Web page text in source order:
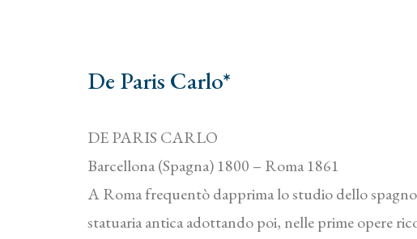
De Paris Carlo*
DE PARIS CARLO
Barcellona (Spagna) 1800 – Roma 1861
A Roma frequentò dapprima lo studio dello
statuaria antica adottando poi, nelle prime opere